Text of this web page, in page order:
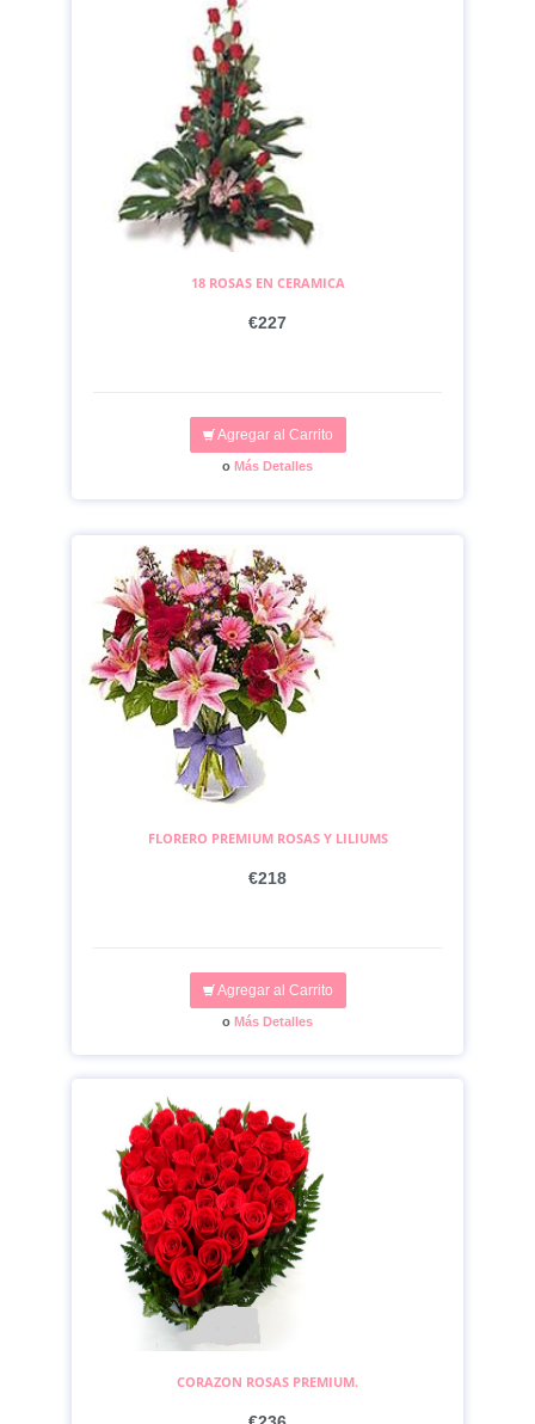
18 ROSAS EN CERAMICA
€227
Agregar al Carrito
o Más Detalles
FLORERO PREMIUM ROSAS Y LILIUMS
€218
Agregar al Carrito
o Más Detalles
CORAZON ROSAS PREMIUM.